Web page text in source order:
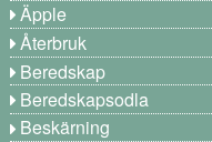
Äpple
Återbruk
Beredskap
Beredskapsodla
Beskärning